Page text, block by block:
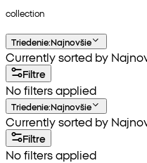
collection
Triedenie:Najnovšie
Currently sorted by
Filtre
No filters applied
Triedenie:Najnovšie
Currently sorted by
Filtre
No filters applied